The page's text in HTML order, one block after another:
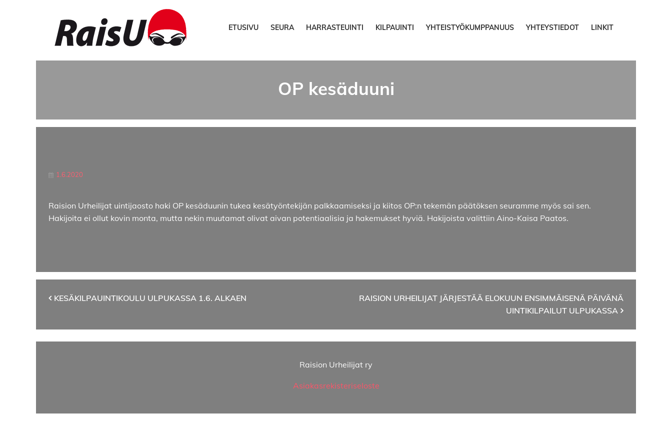
ETUSIVU SEURA HARRASTEUINTI KILPAUINTI YHTEISTYÖKUMPPANUUS YHTEYSTIEDOT LINKIT
OP kesäduuni
1.6.2020
Raision Urheilijat uintijaosto haki OP kesäduunin tukea kesätyöntekijän palkkaamiseksi ja kiitos OP:n tekemän päätöksen seuramme myös sai sen.
Hakijoita ei ollut kovin monta, mutta nekin muutamat olivat aivan potentiaalisia ja hakemukset hyviä. Hakijoista valittiin Aino-Kaisa Paatos.
Artikkelien
KESÄKILPAUINTIKOULU ULPUKASSA 1.6. ALKAEN
RAISION URHEILIJAT JÄRJESTÄÄ ELOKUUN ENSIMMÄISENÄ PÄIVÄNÄ
UINTIKILPAILUT ULPUKASSA
Raision Urheilijat ry
Asiakasrekisteriseloste